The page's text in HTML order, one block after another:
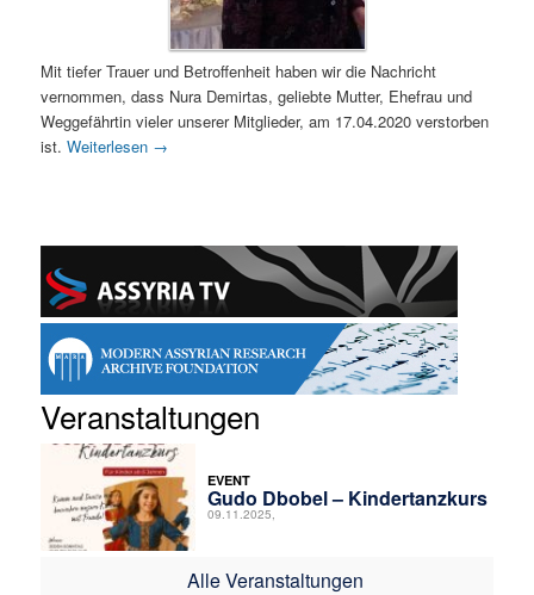
Mit tiefer Trauer und Betroffenheit haben wir die Nachricht
vernommen, dass Nura Demirtas, geliebte Mutter, Ehefrau und
Weggefährtin vieler unserer Mitglieder, am 17.04.2020 verstorben
ist.Weiterlesen →
Veranstaltungen
EVENT
Gudo Dbobel – Kindertanzkurs
09.11.2025,
Alle Veranstaltungen